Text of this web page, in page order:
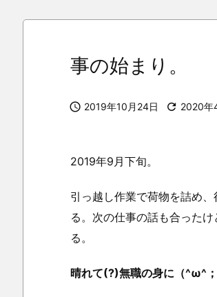
事の始まり。
 2019年10月24日  2020年
2019年9月下旬。
引っ越し作業で荷物を詰め
る。次の仕事の話も合った
る。
晴れて(?)無職の身に（^ω^；